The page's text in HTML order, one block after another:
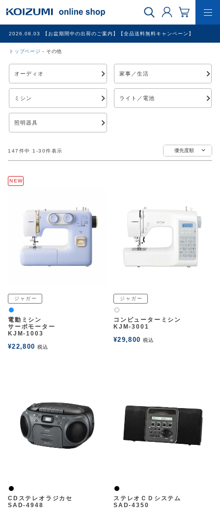
2026.08.03 【お盆期間中の出荷のご案内】【全品送料無料キャンペーン】
トップページ その他
理美容家電
調理家電
アウトレットSALE
ログイン
お問い合わせ
オーディオ 家事／生活
ミシン ライト／電池
照明器具
優先度順
147 件中 1 -30件表示
NEW
ジャガー
パッションブルー
電動ミシン
サーボモーター
KJM-1003
¥22,800 税込
ジャガー
白2
コンピューターミシン
KJM-3001
¥29,800 税込
黒
CDステレオラジカセ
SAD-4948
黒
ステレオＣＤシステム
SAD-4350